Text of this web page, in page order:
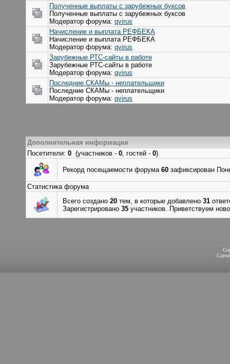
Полученные выплаты с зарубежных буксов
Полученные выплаты с зарубежных буксов
Модератор форума: qvirus
Начисление и выплата РЕФБЕКА
Начисление и выплата РЕФБЕКА
Модератор форума: qvirus
Зарубежные РТС-сайты в работе
Зарубежные РТС-сайты в работе
Модератор форума: qvirus
Последние СКАМы - неплательщики
Последние СКАМы - неплательщики
Модератор форума: qvirus
Дополнительная информация
Посетители: 0 (участников - 0, гостей - 0)
Рекорд посещаемости форума 60 зафиксирован
Статистика форума
Всего создано 20 тем, в которые добавлено 31
Зарегистрировано 35 участников. Приветствуем